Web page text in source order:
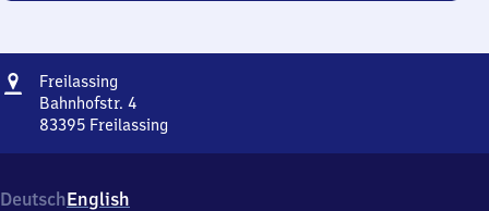
Adresse
Freilassing
Bahnhofstr. 4
83395 Freilassing
4,
DeutschEnglish